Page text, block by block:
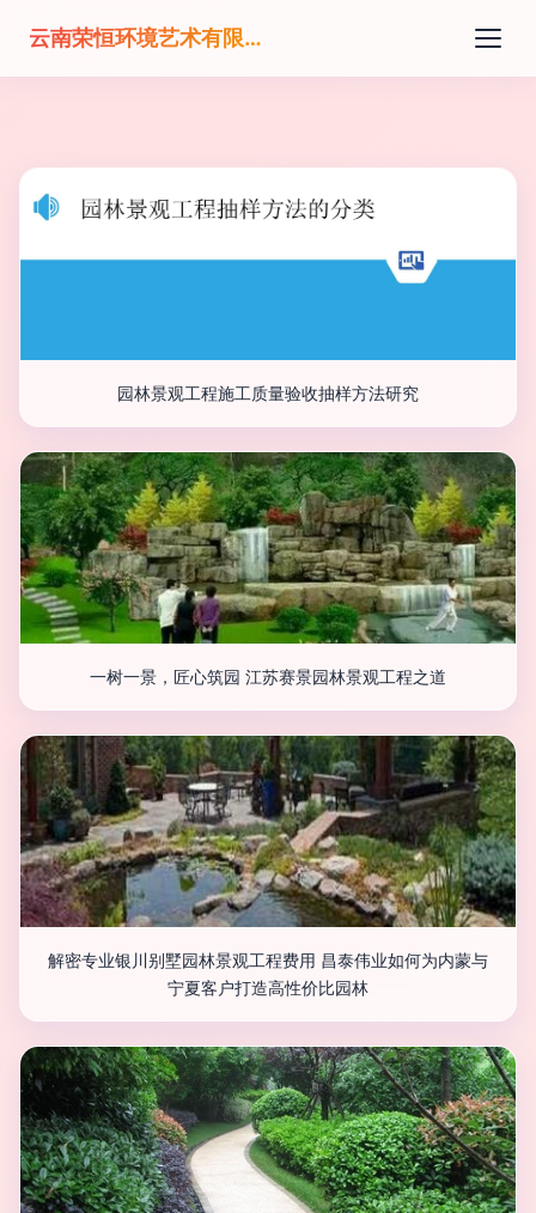
云南荣恒环境艺术有限公司
园林景观工程施工质量验收抽样方法研究
一树一景，匠心筑园 江苏赛景园林景观工程之道
解密专业银川别墅园林景观工程费用 昌泰伟业如何为内蒙与
宁夏客户打造高性价比园林